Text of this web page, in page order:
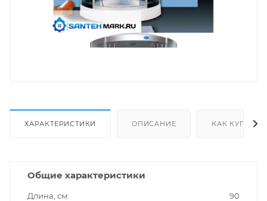
ХАРАКТЕРИСТИКИ ОПИСАНИЕ КАК КУПИТЬ
Общие характеристики
Длина, см
90